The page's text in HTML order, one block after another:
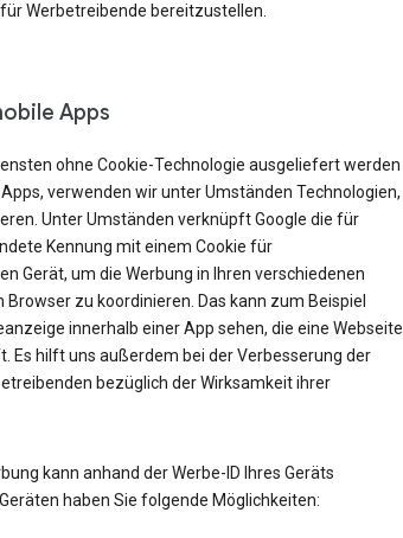
Werbetreibende bereitzustellen.
Apps
ohne Cookie-Technologie ausgeliefert werden
verwenden wir unter Umständen Technologien,
Unter Umständen verknüpft Google die für
Kennung mit einem Cookie für
Gerät, um die Werbung in Ihren verschiedenen
zu koordinieren. Das kann zum Beispiel
innerhalb einer App sehen, die eine Webseite
Es hilft uns außerdem bei der Verbesserung der
bezüglich der Wirksamkeit ihrer
kann anhand der Werbe-ID Ihres Geräts
haben Sie folgende Möglichkeiten: